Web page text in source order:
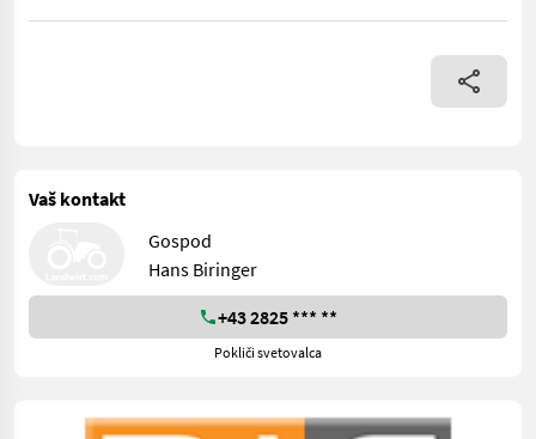
Case WX210 Mobilbagger * Baujahr: 2008 * Leistung: 129 kW
Vaš kontakt
Gospod
Hans Biringer
+43 2825 *** **
Pokliči svetovalca